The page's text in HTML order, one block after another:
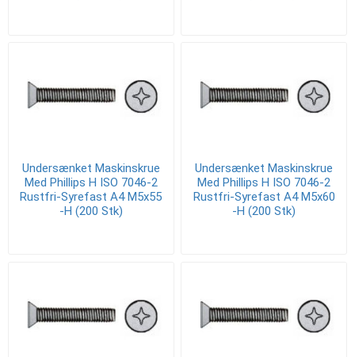
Undersænket Maskinskrue
Med Phillips H ISO 7046-2
Rustfri-Syrefast A4 M5x55
-H (200 Stk)
Undersænket Maskinskrue
Med Phillips H ISO 7046-2
Rustfri-Syrefast A4 M5x60
-H (200 Stk)